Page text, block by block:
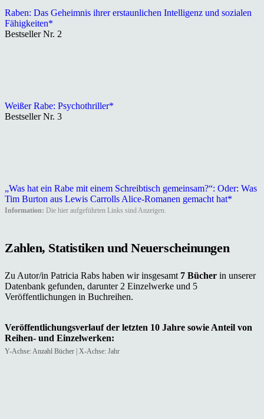
Raben: Das Geheimnis ihrer erstaunlichen Intelligenz und sozialen
Fähigkeiten*
Bestseller Nr. 2
Weißer Rabe: Psychothriller*
Bestseller Nr. 3
„Was hat ein Rabe mit einem Schreibtisch gemeinsam?“: Oder: Was
Tim Burton aus Lewis Carrolls Alice-Romanen gemacht hat*
Information: Die hier aufgeführten Links sind Anzeigen.
Zahlen, Statistiken und Neuerscheinungen
Zu Autor/in Patricia Rabs haben wir insgesamt 7 Bücher in unserer
Datenbank gefunden, darunter 2 Einzelwerke und 5
Veröffentlichungen in Buchreihen.
Veröffentlichungsverlauf der letzten 10 Jahre sowie Anteil von
Reihen- und Einzelwerken:
Y-Achse: Anzahl Bücher | X-Achse: Jahr